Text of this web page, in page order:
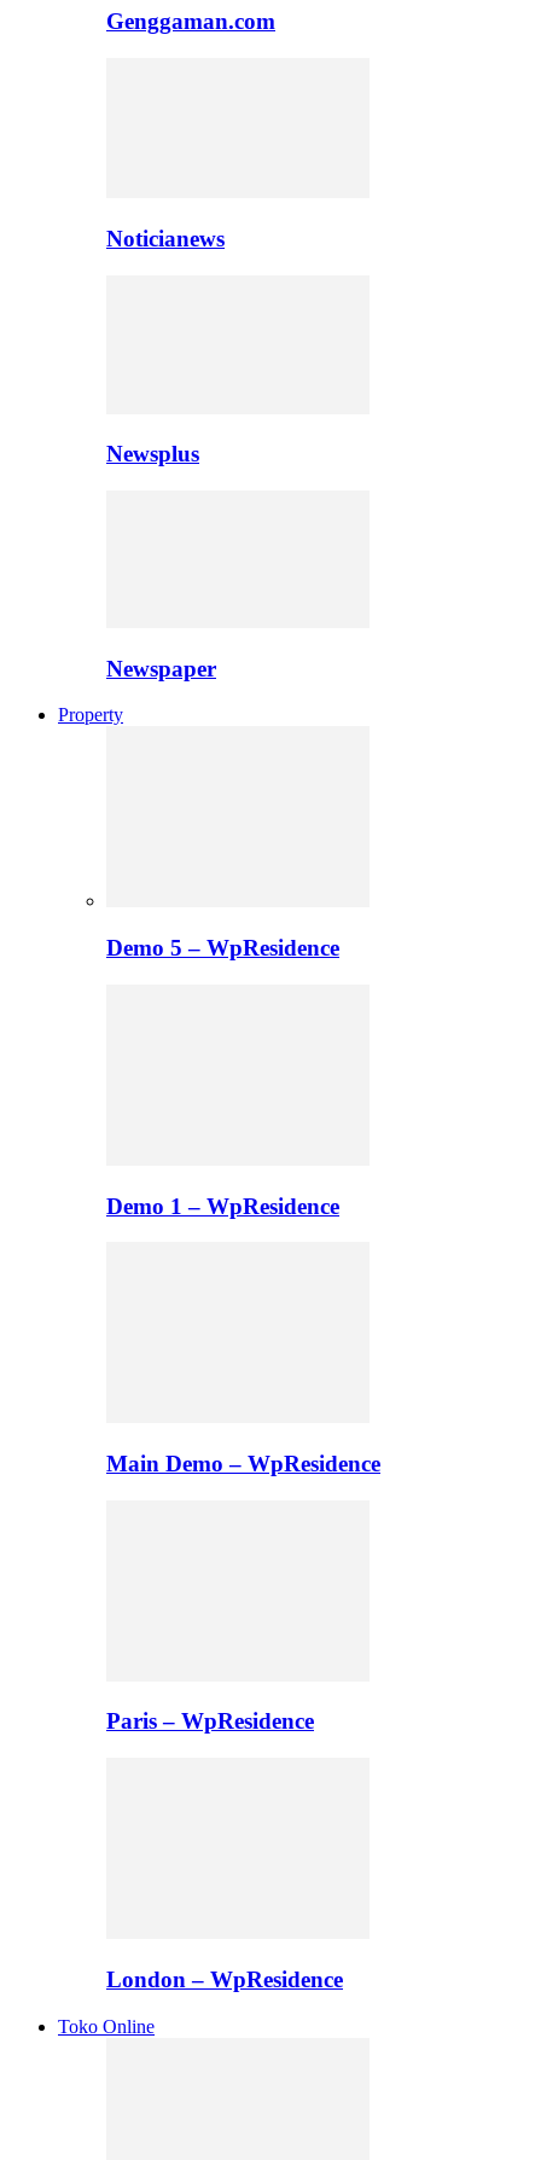
Genggaman.com
Noticianews
Newsplus
Newspaper
Property
Demo 5 – WpResidence
Demo 1 – WpResidence
Main Demo – WpResidence
Paris – WpResidence
London – WpResidence
Toko Online